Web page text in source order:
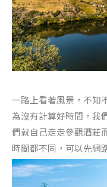
一路上看著風景，不知
為沒有計算好時間，我
們就自己走走參觀酒莊
時間都不同，可以先網